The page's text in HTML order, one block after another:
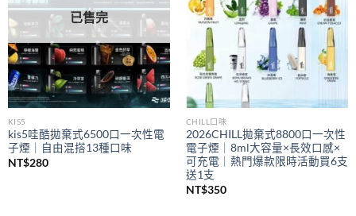
已售完
KIS5
kis5哇酷拋棄式6500口一次性電
子煙｜自由混搭13種口味
NT$280
CHILL口味
2026CHILL拋棄式8800口一次性
電子煙｜8ml大容量×長效口感×
可充電｜熱門爆款限時活動買6支
送1支
NT$350